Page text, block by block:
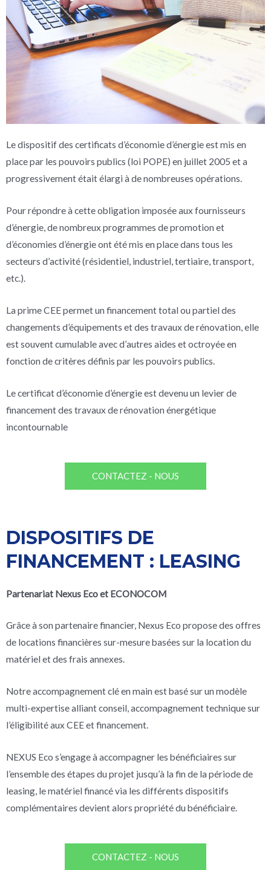
Le dispositif des certificats d’économie d’énergie est mis en
place par les pouvoirs publics (loi POPE) en juillet 2005 et a
progressivement était élargi à de nombreuses opérations.
Pour répondre à cette obligation imposée aux fournisseurs
d’énergie, de nombreux programmes de promotion et
d’économies d’énergie ont été mis en place dans tous les
secteurs d’activité (résidentiel, industriel, tertiaire, transport,
etc.).
La prime CEE permet un financement total ou partiel des
changements d’équipements et des travaux de rénovation, elle
est souvent cumulable avec d’autres aides et octroyée en
fonction de critères définis par les pouvoirs publics.
Le certificat d’économie d’énergie est devenu un levier de
financement des travaux de rénovation énergétique
incontournable
CONTACTEZ - NOUS
DISPOSITIFS DE
FINANCEMENT : LEASING
Partenariat Nexus Eco et ECONOCOM
Grâce à son partenaire financier, Nexus Eco propose des offres
de locations financières sur-mesure basées sur la location du
matériel et des frais annexes.
Notre accompagnement clé en main est basé sur un modèle
multi-expertise alliant conseil, accompagnement technique sur
l’éligibilité aux CEE et financement.
NEXUS Eco s’engage à accompagner les bénéficiaires sur
l’ensemble des étapes du projet jusqu’à la fin de la période de
leasing, le matériel financé via les différents dispositifs
complémentaires devient alors propriété du bénéficiaire.
CONTACTEZ - NOUS